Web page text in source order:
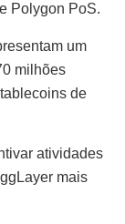
Polygon PoS.
um
milhões
de
atividades
mais